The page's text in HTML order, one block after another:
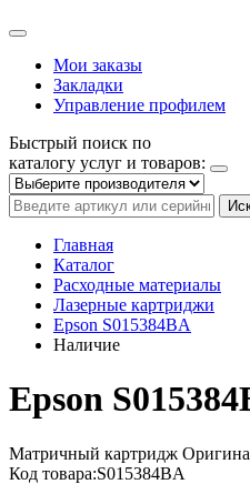
Мои заказы
Закладки
Управление профилем
Быстрый поиск по
каталогу услуг и товаров:
Главная
Каталог
Расходные материалы
Лазерные картриджи
Epson S015384BA
Наличие
Epson
Матричный картридж
Код товара:S015384BA